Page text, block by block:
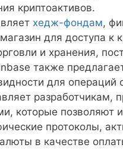
криптоактивов.
хедж-фондам,
для доступа к
и хранения,
также
для операций
разработчикам,
которые позволяют
протоколы,
в качестве